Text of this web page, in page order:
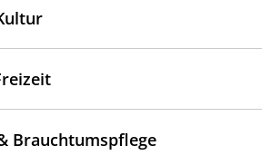
Brauchtumspflege